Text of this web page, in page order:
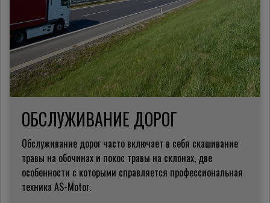
ОБСЛУЖИВАНИЕ ДОРОГ
Обслуживание дорог часто включает в себя скашивание
травы на обочинах и покос травы на склонах, две
особенности с которыми справляется профессиональная
техника AS-Motor.